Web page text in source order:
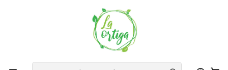
Bienvenid@s a quienes quieren un planeta más verde...
Nuestra Misión
Productos Cuidado Personal
Desodorante y Antitranspirante
Recarga Desodorante Mineral Saponaria